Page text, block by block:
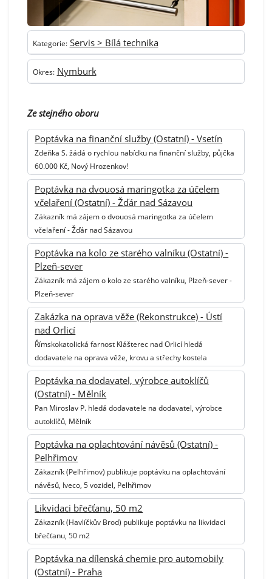
Kategorie: Servis > Bílá technika
Okres: Nymburk
Ze stejného oboru
Poptávka na finanční služby (Ostatní) - Vsetín
Zdeňka S. žádá o rychlou nabídku na finanční služby, půjčka
60.000 Kč, Nový Hrozenkov!
Poptávka na dvouosá maringotka za účelem
včelaření (Ostatní) - Žďár nad Sázavou
Zákazník má zájem o dvouosá maringotka za účelem
včelaření - Žďár nad Sázavou
Poptávka na kolo ze starého valníku (Ostatní) -
Plzeň-sever
Zákazník má zájem o kolo ze starého valníku, Plzeň-sever -
Plzeň-sever
Zakázka na oprava věže (Rekonstrukce) - Ústí
nad Orlicí
Římskokatolická farnost Klášterec nad Orlicí hledá
dodavatele na oprava věže, krovu a střechy kostela
Poptávka na dodavatel, výrobce autoklíčů
(Ostatní) - Mělník
Pan Miroslav P. hledá dodavatele na dodavatel, výrobce
autoklíčů, Mělník
Poptávka na oplachtování návěsů (Ostatní) -
Pelhřimov
Zákazník (Pelhřimov) publikuje poptávku na oplachtování
návěsů, Iveco, 5 vozidel, Pelhřimov
Likvidaci břečťanu, 50 m2
Zákazník (Havlíčkův Brod) publikuje poptávku na likvidaci
břečťanu, 50 m2
Poptávka na dílenská chemie pro automobily
(Ostatní) - Praha